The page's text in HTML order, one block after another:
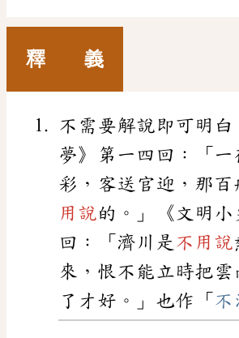
釋 義
不需要解說即可明白
夢》第一四回：「一
彩，客送官迎，那百
用說的。」《文明
回：「濟川是 不用說
來，恨不能立時把
了才好。」也作「 不